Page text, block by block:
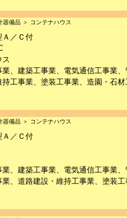
備品 ＞ コンテナハウス
Ａ／Ｃ付
ス
業、建築工事業、電気通信工事業
持工事業、塗装工事業、造園・石
備品 ＞ コンテナハウス
Ａ／Ｃ付
業、建築工事業、電気通信工事業
業、道路建設・維持工事業、塗装工